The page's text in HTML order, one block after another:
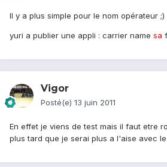
Il y a plus simple pour le nom opérateur ;)
yuri a publier une appli : carrier name sa
Vigor
Posté(e) 13 juin 2011
En effet je viens de test mais il faut etre
plus tard que je serai plus a l'aise avec le